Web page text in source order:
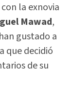
la exnovia
Mawad,
gustado a
que decidió
de su